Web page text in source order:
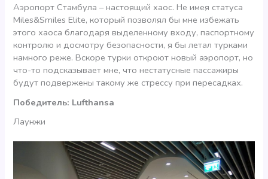
Аэропорт Стамбула – настоящий хаос. Не имея статуса
Miles&Smiles Elite, который позволял бы мне избежать
этого хаоса благодаря выделенному входу, паспортному
контролю и досмотру безопасности, я бы летал турками
намного реже. Вскоре турки откроют новый аэропорт, но
что-то подсказывает мне, что нестатусные пассажиры
будут подвержены такому же стрессу при пересадках.
Победитель: Lufthansa
Лаунжи